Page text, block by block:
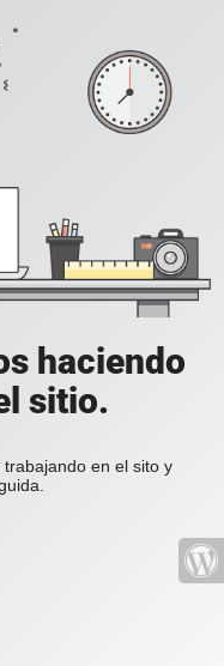
haciendo
sitio.
en el sito y